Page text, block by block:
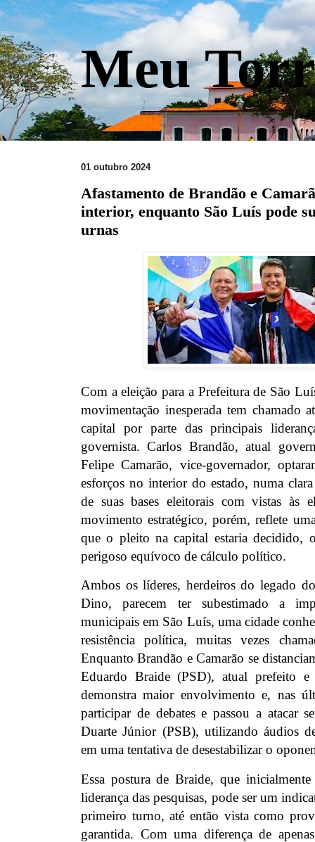
Meu
01 outubro 2024
Afastamento de Brandão e
interior, enquanto São Luís pode
urnas
Com a eleição para a Prefeitura de São
movimentação inesperada tem chamado
capital por parte das principais
governista. Carlos Brandão, atual
Felipe Camarão, vice-governador,
esforços no interior do estado, numa
de suas bases eleitorais com vistas às
movimento estratégico, porém, reflete
que o pleito na capital estaria decidido,
perigoso equívoco de cálculo político.
Ambos os líderes, herdeiros do legado
Dino, parecem ter subestimado a
municipais em São Luís, uma cidade
resistência política, muitas vezes
Enquanto Brandão e Camarão se
Eduardo Braide (PSD), atual prefeito e
demonstra maior envolvimento e, nas
participar de debates e passou a atacar
Duarte Júnior (PSB), utilizando áudios
em uma tentativa de desestabilizar o
Essa postura de Braide, que
liderança das pesquisas, pode ser um
primeiro turno, até então vista como
garantida. Com uma diferença de